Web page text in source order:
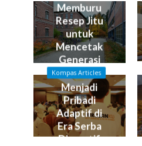
Memburu
Resep Jitu
untuk
Mencetak
Generasi
Emas
Kompas Articles
Menjadi
Pribadi
Adaptif di
Era Serba
Disruptif